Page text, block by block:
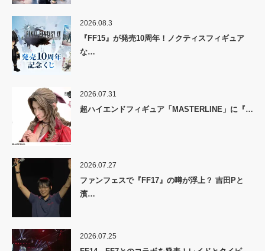
2026.08.3
『FF15』が発売10周年！ノクティスフィギュア
な…
2026.07.31
超ハイエンドフィギュア「MASTERLINE」に『…
2026.07.27
ファンフェスで『FF17』の噂が浮上？ 吉田Pと
濱…
2026.07.25